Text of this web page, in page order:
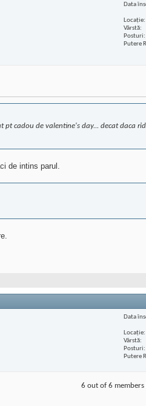
Data
Locaţie
Vârstă
Posturi
Putere
cadou de valentine's day... decat daca
de intins parul.
Data
Locaţie
Vârstă
Posturi
Putere
6 out of 6